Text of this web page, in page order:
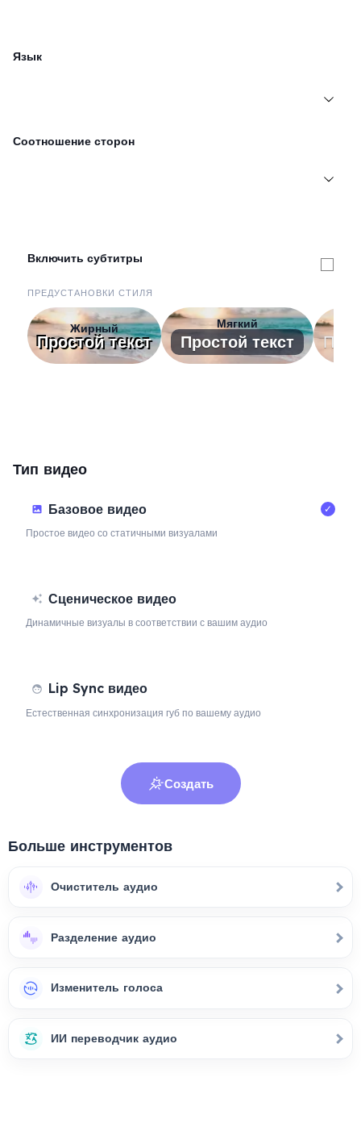
Язык
Соотношение сторон
Включить субтитры
ПРЕДУСТАНОВКИ СТИЛЯ
Жирный
Простой текст
Мягкий
Простой текст
Тип видео
Базовое видео
✓
Простое видео со статичными визуалами
Сценическое видео
Динамичные визуалы в соответствии с вашим аудио
Lip Sync видео
Естественная синхронизация губ по вашему аудио
Создать
Больше инструментов
Очиститель аудио
Разделение аудио
Изменитель голоса
ИИ переводчик аудио